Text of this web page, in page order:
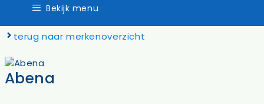
Bekijk menu
terug naar merkenoverzicht
Abena